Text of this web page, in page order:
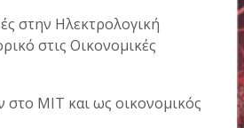
στην Ηλεκτρολογική
στις Οικονομικές
στο ΜΙΤ και ως οικονομικός